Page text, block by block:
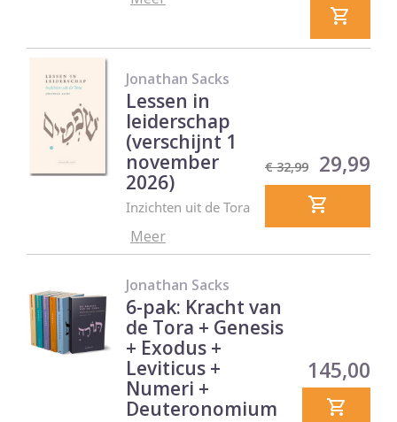
Jonathan Sacks
Lessen in
leiderschap
(verschijnt 1
november
2026)
Inzichten uit de Tora
Meer
Normale
prijs
€ 32,99 Prijs
29,99
Jonathan Sacks
6-pak: Kracht van
de Tora + Genesis
+ Exodus +
Leviticus +
Numeri +
Deuteronomium
Prijs
145,00